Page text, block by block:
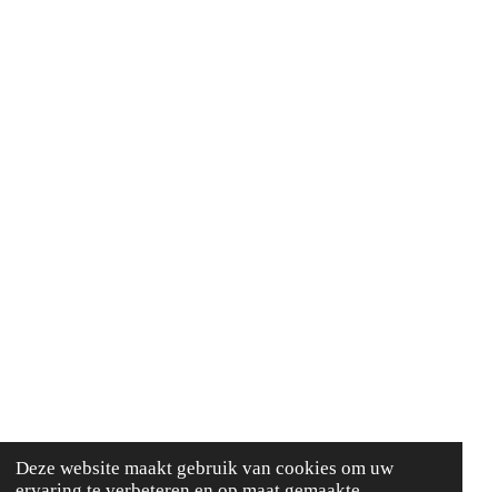
Deze website maakt gebruik van cookies om uw